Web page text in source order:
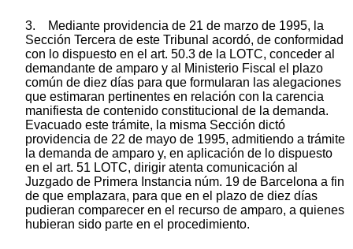
3. Mediante providencia de 21 de marzo de 1995, la
Sección Tercera de este Tribunal acordó, de conformidad
con lo dispuesto en el art. 50.3 de la LOTC, conceder al
demandante de amparo y al Ministerio Fiscal el plazo
común de diez días para que formularan las alegaciones
que estimaran pertinentes en relación con la carencia
manifiesta de contenido constitucional de la demanda.
Evacuado este trámite, la misma Sección dictó
providencia de 22 de mayo de 1995, admitiendo a trámite
la demanda de amparo y, en aplicación de lo dispuesto
en el art. 51 LOTC, dirigir atenta comunicación al
Juzgado de Primera Instancia núm. 19 de Barcelona a fin
de que emplazara, para que en el plazo de diez días
pudieran comparecer en el recurso de amparo, a quienes
hubieran sido parte en el procedimiento.